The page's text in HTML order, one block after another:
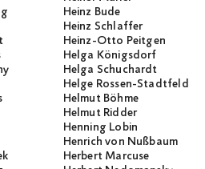
Heinz Bude
Heinz Schlaffer
Heinz-Otto Peitgen
Helga Königsdorf
Helga Schuchardt
Helge Rossen-Stadtfeld
Helmut Böhme
Helmut Ridder
Henning Lobin
Henrich von Nußbaum
Herbert Marcuse